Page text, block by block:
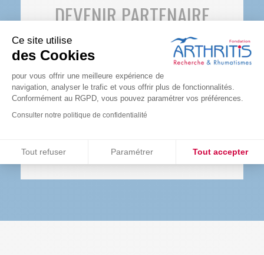
Ce site utilise
des Cookies
pour vous offrir une meilleure expérience de
navigation, analyser le trafic et vous offrir plus de fonctionnalités.
Conformément au RGPD, vous pouvez paramétrer vos préférences.
Consulter notre politique de confidentialité
Tout refuser Paramétrer Tout accepter
DEVENIR PARTENAIRE
Être partenaire Arthritis est avant tout une
aventure humaine, reposant sur des valeurs
Engagez-vous en devenant acteur de la
recherche de demain !